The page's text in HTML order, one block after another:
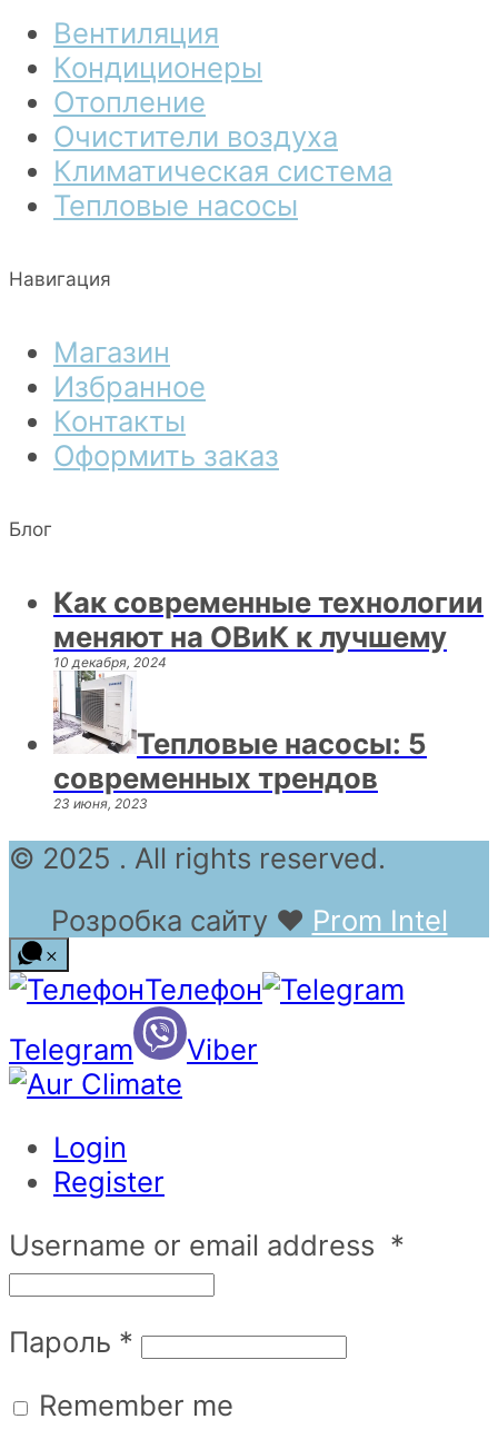
Вентиляция
Кондиционеры
Отопление
Очистители воздуха
Климатическая система
Тепловые насосы
Навигация
Магазин
Избранное
Контакты
Оформить заказ
Блог
Как современные технологии
меняют на ОВиК к лучшему
10 декабря, 2024
Тепловые насосы: 5
современных трендов
23 июня, 2023
© 2025 . All rights reserved.
Розробка сайту ❤ Prom Intel
Телефон
Telegram
Viber
Login
Register
Username or email address *
Пароль *
Remember me